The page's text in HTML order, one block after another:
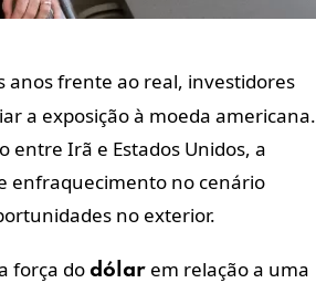
anos frente ao real, investidores
a exposição à moeda americana.
entre Irã e Estados Unidos, a
enfraquecimento no cenário
no exterior.
força do dólar em relação a uma